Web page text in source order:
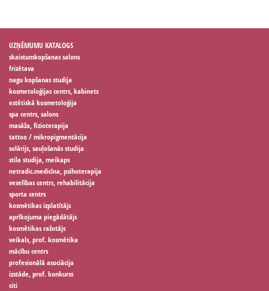
UZŅĒMUMU KATALOGS
skaistumkopšanas salons
frizētava
nagu kopšanas studija
kosmetoloģijas centrs, kabinets
estētiskā kosmetoloģija
spa centrs, salons
masāža, fizioterapija
tattoo / mikropigmentācija
solārijs, sauļošanās studija
stila studija, meikaps
netradic.medicīna, psihoterapija
veselības centrs, rehabilitācija
sporta centrs
kosmētikas izplatītājs
aprīkojuma piegādātājs
kosmētikas ražotājs
veikals, prof. kosmētika
mācību centrs
profesionālā asociācija
izstāde, prof. konkurss
citi